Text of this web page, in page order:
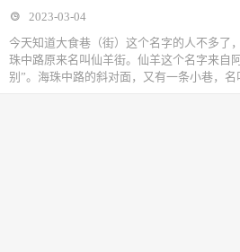
2023-03-04
今天知道大食巷（街）这个名字的人不多了
珠中路原来名叫仙羊街。仙羊这个名字来自
别”。海珠中路的斜对面，又有一条小巷，名